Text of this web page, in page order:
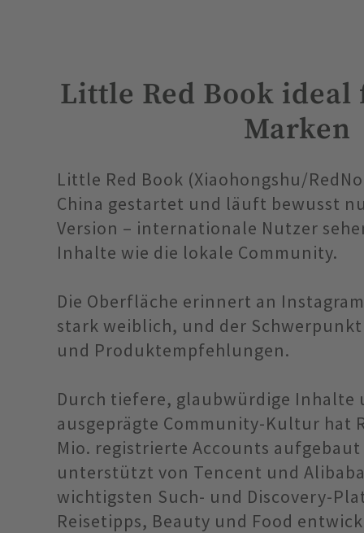
Little Red Book ideal
Marken
Little Red Book (Xiaohongshu/
China gestartet und läuft bewusst
Version – internationale Nutzer
Inhalte wie die lokale Community.
Die Oberfläche erinnert an
stark weiblich, und der
und Produktempfehlungen.
Durch tiefere, glaubwürdige Inhalte
ausgeprägte Community-Kultur hat
Mio. registrierte Accounts
unterstützt von Tencent und
wichtigsten Such- und Discovery-
Reisetipps, Beauty und Food